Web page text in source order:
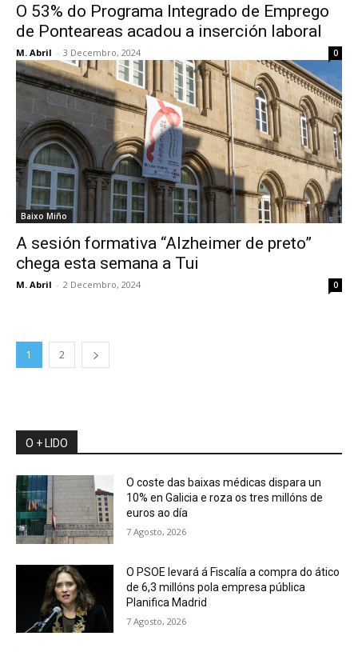
O 53% do Programa Integrado de Emprego
de Ponteareas acadou a inserción laboral
M. Abril - 3 Decembro, 2024 0
Baixo Miño
A sesión formativa “Alzheimer de preto”
chega esta semana a Tui
M. Abril - 2 Decembro, 2024 0
1 2
O + LIDO
O coste das baixas médicas dispara un
10% en Galicia e roza os tres millóns de
euros ao día
7 Agosto, 2026
O PSOE levará á Fiscalía a compra do ático
de 6,3 millóns pola empresa pública
Planifica Madrid
7 Agosto, 2026